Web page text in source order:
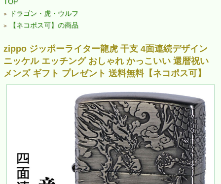
TOP
> ドラゴン・虎・ウルフ
> 【ネコポス可】の商品
zippo ジッポーライター龍虎 干支 4面連続デザイン
ニッケル エッチング おしゃれ かっこいい 還暦祝い
メンズ ギフト プレゼント 送料無料【ネコポス可】